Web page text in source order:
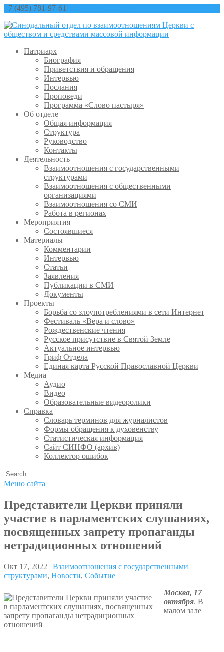
+7 (495) 781-97-61
Патриарх
Биография
Приветствия и обращения
Интервью
Послания
Проповеди
Программа «Слово пастыря»
Об отделе
Общая информация
Структура
Руководство
Контакты
Деятельность
Взаимоотношения с государственными
структурами
Взаимоотношения с общественными
организациями
Взаимоотношения со СМИ
Работа в регионах
Мероприятия
Состоявшиеся
Материалы
Комментарии
Интервью
Статьи
Заявления
Публикации в СМИ
Документы
Проекты
Борьба со злоупотреблениями в сети Интернет
Фестиваль «Вера и слово»
Рождественские чтения
Русское присутствие в Святой Земле
Актуальное интервью
Гриф Отдела
Единая карта Русской Православной Церкви
Медиа
Аудио
Видео
Образовательные видеоролики
Справка
Словарь терминов для журналистов
Формы обращения к духовенству
Статистическая информация
Сайт СИНФО (архив)
Коллектор ошибок
Меню сайта
Представители Церкви приняли
участие в парламентских слушаниях,
посвященных запрету пропаганды
нетрадиционных отношений
Окт 17, 2022 | Взаимоотношения с государственными
структурами, Новости, Событие
Москва, 17
октября. В
малом зале